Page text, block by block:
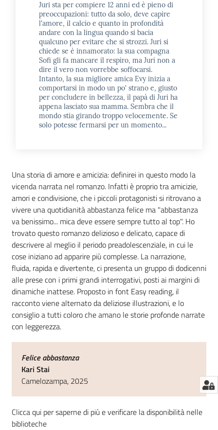
Cerca nei
cataloghi
Chiedi al
bibliotecario
Juri sta per compiere 12 anni ed è pieno di
preoccupazioni: tutto da solo, deve capire
l'amore, il calcio e quanto in profondità
andare con la lingua quando si bacia
qualcuno per evitare che si strozzi. Juri si
chiede se è innamorato: la sua compagna
Sofi gli fa mancare il respiro, ma Juri non a
dire il vero non vorrebbe soffocarsi.
Intanto, la sua migliore amica Evy inizia a
comportarsi in modo un po' strano e, giusto
per concludere in bellezza, il papà di Juri ha
appena lasciato sua mamma. Sembra che il
mondo stia girando troppo velocemente. Se
solo potesse fermarsi per un momento...
Una storia di amore e amicizia: definirei in questo modo la
vicenda narrata nel romanzo. Infatti è proprio tra amicizie,
amori e condivisione, che i piccoli protagonisti si ritrovano a
vivere una quotidianità abbastanza felice ma "abbastanza
va benissimo... mica deve essere sempre tutto al top". Ho
trovato questo romanzo delizioso e delicato, capace di
descrivere al meglio il periodo preadolescenziale, in cui le
cose iniziano ad apparire più complesse. La narrazione,
fluida, rapida e divertente, ci presenta un gruppo di dodicenni
alle prese con i primi grandi interrogativi, posti ai margini di
dinamiche inattese. Proposto in font Easy reading, il
racconto viene alternato da deliziose illustrazioni, e lo
consiglio a tutti coloro che amano le storie profonde narrate
con leggerezza.
Felice abbastanza
Kari Stai
Camelozampa, 2025
Clicca qui per saperne di più e verificare la disponibilità nelle
biblioteche